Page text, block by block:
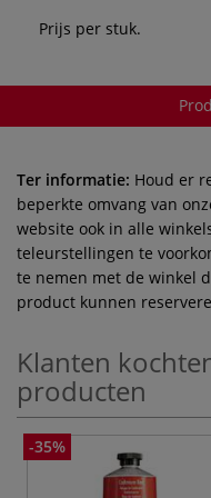
Prijs per stuk.
Ter informatie: Houd er
beperkte omvang van
website ook in alle
teleurstellingen te
te nemen met de winkel
product kunnen
Klanten
producten
-35%